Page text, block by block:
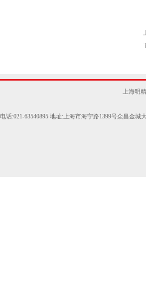
上海明
电话:021-63540895 地址:上海市海宁路1399号众昌金城